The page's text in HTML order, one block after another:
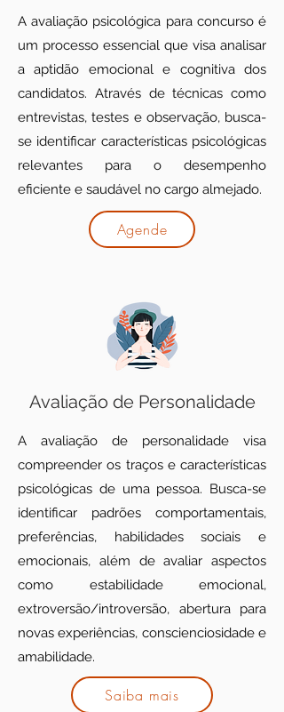
A avaliação psicológica para concurso é
um processo essencial que visa analisar
a aptidão emocional e cognitiva dos
candidatos. Através de técnicas como
entrevistas, testes e observação, busca-
se identificar características psicológicas
relevantes para o desempenho
eficiente e saudável no cargo almejado.
Agende
Avaliação de Personalidade
A avaliação de personalidade visa
compreender os traços e características
psicológicas de uma pessoa. Busca-se
identificar padrões comportamentais,
preferências, habilidades sociais e
emocionais, além de avaliar aspectos
como estabilidade emocional,
extroversão/introversão, abertura para
novas experiências, conscienciosidade e
amabilidade.
Saiba mais